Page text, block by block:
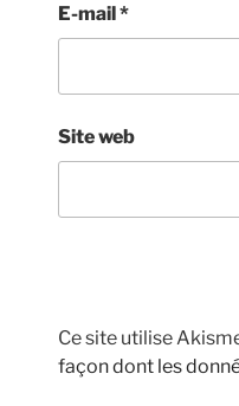
E-mail*
Site web
Ce site utilise
façon dont les